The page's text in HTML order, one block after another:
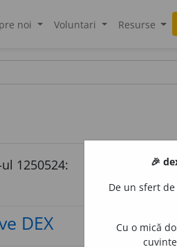
noi Voluntari Resurse
1250524:
DEX
🎉
De un sfert
Cu o mică